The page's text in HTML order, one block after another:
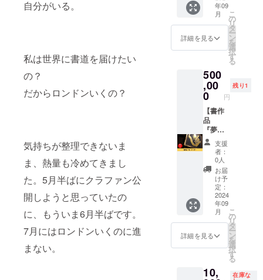
自分がいる。
私は世界に書道を届けたい
の？
だからロンドンいくの？
気持ちが整理できないま
ま、熱量も冷めてきまし
た。5月半ばにクラファン公
開しようと思っていたの
に、もういま6月半ばです。
7月にはロンドンいくのに進
まない。
い部分
まで正
確に再
現で
て⾼い
品質の
複製作
品をご
提供し
ます。)
《100人
のアー
トノー
トと原
画展》
https://
hackkt
ag.com/
playlist/
170883
548177
1x6077
イン入
望」を
お選び
くださ
い。 ※
送料込
みのお
す。 ※
オー
ダー希
望の場
合、詳
細は
メール
にてご
連絡さ
せてい
ただき
ます。
の様子
YouTub
eをご覧
くださ
い。
www.yo
utube.c
om/@ra
nhou 出
演時
間：約5
分(前後
準備含
めて約2
時間で
す) ※会
場の手
配、京
都から
の交通
費等、
材料費
は別途
支援者
様でご
ださ
bre-
exhibiti
on.com
■書作品
『瞬』
(2023
説：京
セラ美
術館の
人気投
票で選
ばれ
た、ロ
ンドン
出展作
品で
す。い
まこの
瞬間を
生きる
現代社
会をイ
メージ
して描
きまし
た。 素
材：福
出展作
品『諸
行無
常』現
物1点も
の、ま
当のオ
リジナ
ルオー
ダー作
品をお
届けし
ます。
■書作品
『諸行
無常』
(2022
年） 解
説：万
物はい
つも流
転(るて
ん)し、
変化・
消滅が
たえな
と。人
年09
月
詳細を見る
こ
の
リ
タ
ー
ン
を
選
択
す
る
500
,00
0 円
残り1
【書作
品
『夢』
オー
ダー
可】
①2020
年書法
道場展
出展作
『夢』
現物1点
もの、
または
相当の
ナル
支援
者：
0人
お届
け予
定：
2024
年09
月
詳細を見る
こ
の
リ
タ
ー
ン
を
選
択
す
る
10, 在庫な